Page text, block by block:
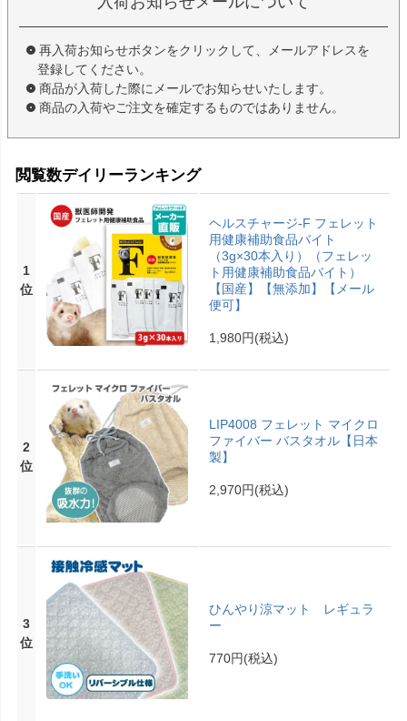
再入荷お知らせボタンをクリックして、メールアドレスを
登録してください。
商品が入荷した際にメールでお知らせいたします。
商品の入荷やご注文を確定するものではありません。
閲覧数デイリーランキング
1
位
ヘルスチャージ-F フェレット
用健康補助食品バイト
（3g×30本入り）（フェレッ
ト用健康補助食品バイト）
【国産】【無添加】【メール
便可】
1,980円(税込)
2
位
LIP4008 フェレット マイクロ
ファイバー バスタオル【日本
製】
2,970円(税込)
3
位
ひんやり涼マット レギュラ
ー
770円(税込)